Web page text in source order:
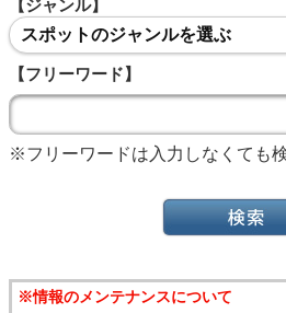
【ジャンル】
スポットのジャンルを選ぶ
【フリーワード】
※フリーワードは入力しなくても
※情報のメンテナンスについて